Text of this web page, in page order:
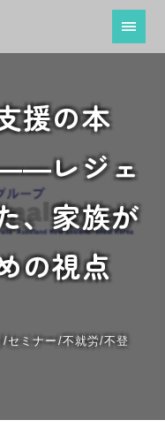
援の本
レジェ
、家族が
の視点
/セミナー /不就労/不登